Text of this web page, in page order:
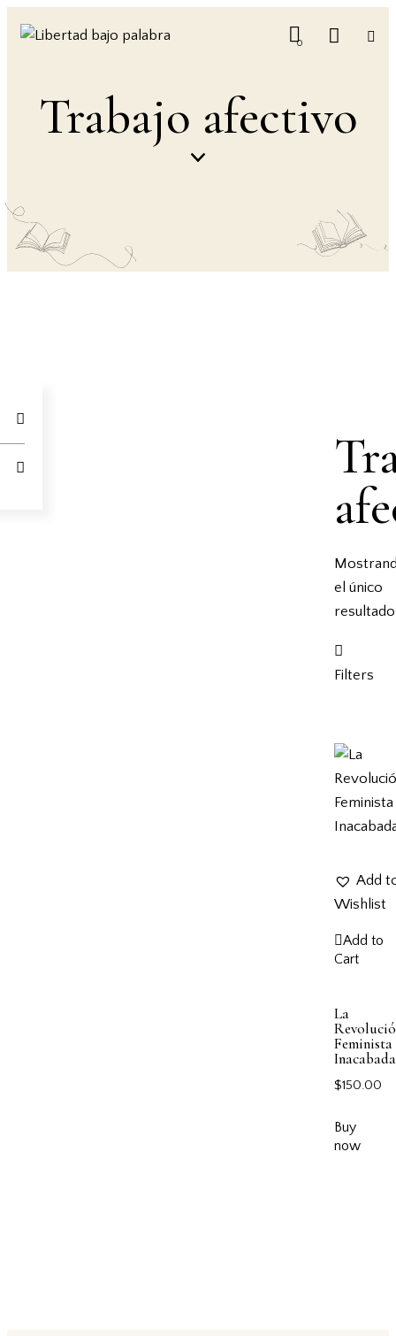
0
Trabajo afectivo
el único
resultado
Filters
Add
Wishlist
Add to
Cart
La
Feminista
Inacabada
$150.00
Buy
now